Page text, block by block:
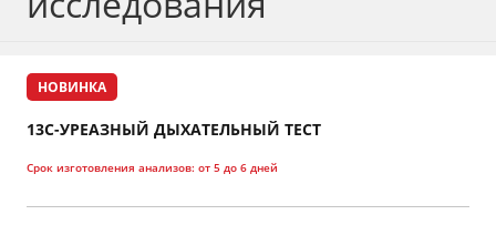
НОВИНКА
13C-УРЕАЗНЫЙ ДЫХАТЕЛЬНЫЙ ТЕСТ
Срок изготовления анализов: от 5 до 6 дней